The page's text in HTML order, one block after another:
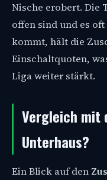
Nische erobert. Die
offen sind und es
kommt, hält die
Einschaltquoten,
Liga weiter stärkt.
Vergleich mit
Unterhaus?
Ein Blick auf den